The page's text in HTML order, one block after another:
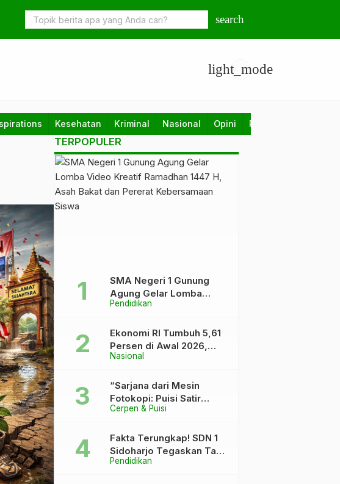
search
light_mode
Kesehatan Kriminal Nasional Opini Pendidikan
TERPOPULER
Pendidikan
SMA Negeri 1 Gunung
Agung Gelar Lomba
Video Kreatif Ramadhan
Pererat Kebersamaan
Siswa
Nasional
Ekonomi RI Tumbuh 5,61
Persen di Awal 2026,
Pemerintah Klaim Keluar
Cerpen & Puisi
“Sarjana dari Mesin
Fotokopi: Puisi Satir
tentang Kursi DPR dan
Pendidikan
Fakta Terungkap! SDN 1
Sidoharjo Tegaskan Tak
Pernah Tuduh Santri Soal